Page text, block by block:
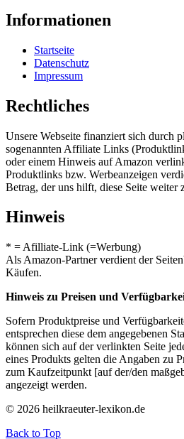
Informationen
Startseite
Datenschutz
Impressum
Rechtliches
Unsere Webseite finanziert sich durch
sogenannten Affiliate Links
oder einem Hinweis auf Amazon
Produktlinks bzw. Werbeanzeigen
Betrag, der uns hilft, diese Seite weiter
Hinweis
* = Afilliate-Link (=Werbung)
Als Amazon-Partner verdient der
Käufen.
Hinweis zu Preisen und
Sofern Produktpreise und
entsprechen diese dem angegebenen
können sich auf der verlinkten Seite
eines Produkts gelten die Angaben zu
zum Kaufzeitpunkt [auf der/den
angezeigt werden.
© 2026 heilkraeuter-lexikon.de
Back to Top